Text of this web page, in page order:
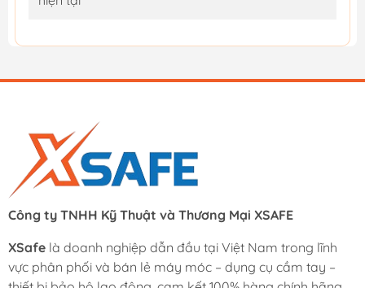
Công ty TNHH Kỹ Thuật và Thương Mại XSAFE
XSafe là doanh nghiệp dẫn đầu tại Việt Nam trong lĩnh
vực phân phối và bán lẻ máy móc – dụng cụ cầm tay –